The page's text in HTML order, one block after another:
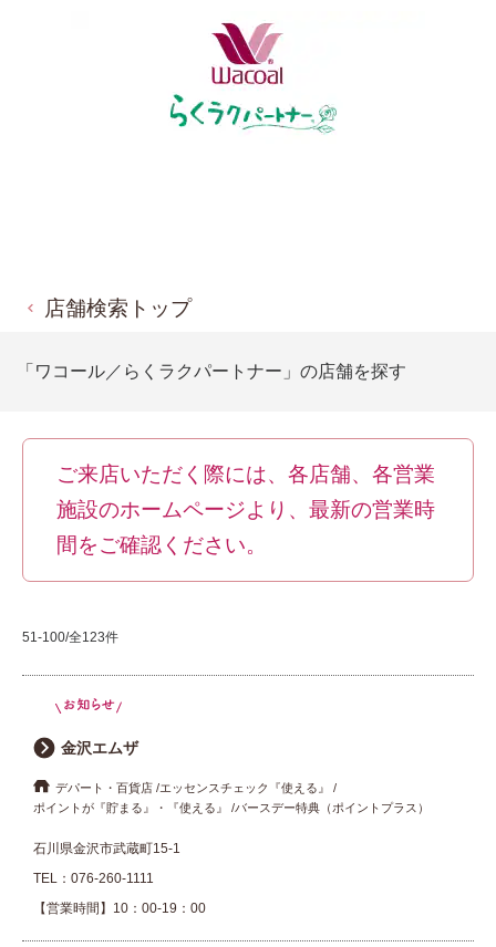
店舗検索トップ
「ワコール／らくラクパートナー」の店舗を探す
ご来店いただく際には、各店舗、各営業
施設のホームページより、最新の営業時
間をご確認ください。
51-100/全123件
金沢エムザ
デパート・百貨店 エッセンスチェック『使える』
ポイントが『貯まる』・『使える』
バースデー特典（ポイントプラス）
石川県金沢市武蔵町15-1
TEL： 076-260-1111
【営業時間】10：00-19：00